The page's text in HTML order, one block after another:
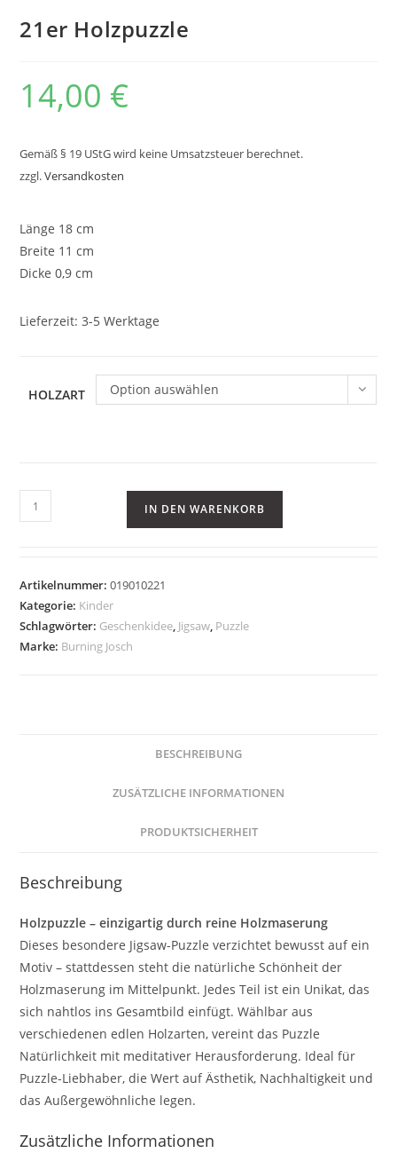
21er Holzpuzzle
14,00 €
Gemäß § 19 UStG wird keine Umsatzsteuer berechnet.
zzgl.Versandkosten
Länge 18 cm
Breite 11 cm
Dicke 0,9 cm
Lieferzeit:3-5 Werktage
HOLZART Option auswählen
21er
Holzpuzzle
IN DEN WARENKORB
Artikelnummer:019010221
Kategorie: Kinder
Schlagwörter: Geschenkidee, Jigsaw, Puzzle
Marke: Burning Josch
BESCHREIBUNG
ZUSÄTZLICHE INFORMATIONEN
PRODUKTSICHERHEIT
Beschreibung
Holzpuzzle – einzigartig durch reine Holzmaserung
Dieses besondere Jigsaw-Puzzle verzichtet bewusst auf ein
Motiv – stattdessen steht die natürliche Schönheit der
Holzmaserung im Mittelpunkt. Jedes Teil ist ein Unikat, das
sich nahtlos ins Gesamtbild einfügt. Wählbar aus
verschiedenen edlen Holzarten, vereint das Puzzle
Natürlichkeit mit meditativer Herausforderung. Ideal für
Puzzle-Liebhaber, die Wert auf Ästhetik, Nachhaltigkeit und
das Außergewöhnliche legen.
Zusätzliche Informationen